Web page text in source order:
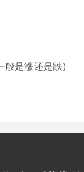
般是涨还是跌)